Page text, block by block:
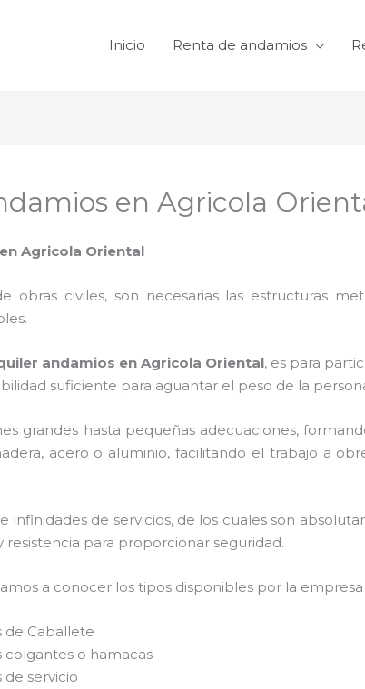
Inicio Renta de andamios
en Agricola
Agricola Oriental
obras civiles, son necesarias las estructuras
andamios en Agricola Oriental, es para
suficiente para aguantar el peso de la
grandes hasta pequeñas adecuaciones,
acero o aluminio, facilitando el trabajo a
infinidades de servicios, de los cuales son
resistencia para proporcionar seguridad.
a conocer los tipos disponibles por la
de Caballete
colgantes o hamacas
de servicio